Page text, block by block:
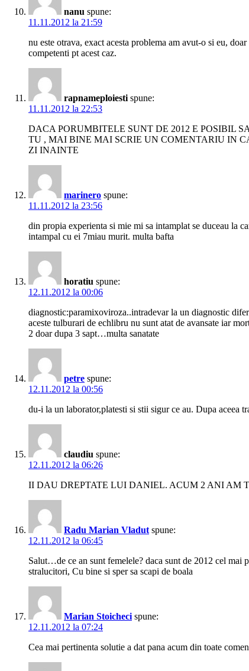
nanu spune:
11.11.2012 la 21:59
nu este otrava, exact acesta problema am avut-o si eu,
competenti pt acest caz.
rapnameploiesti spune:
11.11.2012 la 22:53
DACA PORUMBITELE SUNT DE 2012 E POSIBIL
TU , MAI BINE MAI SCRIE UN COMENTARIU IN
ZI INAINTE
marinero spune:
11.11.2012 la 23:56
din propia experienta si mie mi sa intamplat se duceau la
intampal cu ei 7miau murit. multa bafta
horatiu spune:
12.11.2012 la 00:06
diagnostic:paramixoviroza..intradevar la un diagnostic
aceste tulburari de echlibru nu sunt atat de avansate iar
2 doar dupa 3 sapt…multa sanatate
petre spune:
12.11.2012 la 00:56
du-i la un laborator,platesti si stii sigur ce au. Dupa
claudiu spune:
12.11.2012 la 06:26
II DAU DREPTATE LUI DANIEL. ACUM 2 ANI AM
Radu Marian Vladut spune:
12.11.2012 la 06:45
Salut…de ce an sunt femelele? daca sunt de 2012 cel mai
stralucitori, Cu bine si sper sa scapi de boala
Marian Stoicheci spune:
12.11.2012 la 07:24
Cea mai pertinenta solutie a dat pana acum din toate